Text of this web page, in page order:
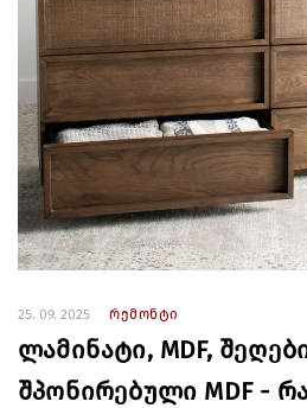
25. 09. 2025 რემონტი
ლამინატი, MDF,
შპონირებული MDF -